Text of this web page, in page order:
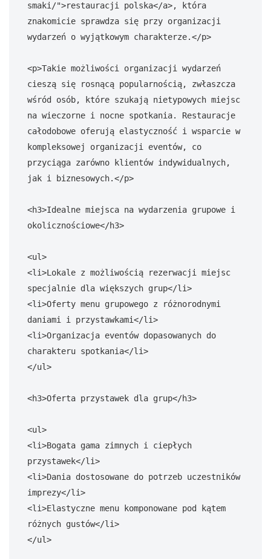
smaki/">restauracji polska</a>, która
znakomicie sprawdza się przy organizacji
wydarzeń o wyjątkowym charakterze.</p>
<p>Takie możliwości organizacji wydarzeń
cieszą się rosnącą popularnością, zwłaszcza
wśród osób, które szukają nietypowych miejsc
na wieczorne i nocne spotkania. Restauracje
całodobowe oferują elastyczność i wsparcie w
kompleksowej organizacji eventów, co
przyciąga zarówno klientów indywidualnych,
jak i biznesowych.</p>
<h3>Idealne miejsca na wydarzenia grupowe i
okolicznościowe</h3>
<ul>
<li>Lokale z możliwością rezerwacji miejsc
specjalnie dla większych grup</li>
<li>Oferty menu grupowego z różnorodnymi
daniami i przystawkami</li>
<li>Organizacja eventów dopasowanych do
charakteru spotkania</li>
</ul>
<h3>Oferta przystawek dla grup</h3>
<ul>
<li>Bogata gama zimnych i ciepłych
przystawek</li>
<li>Dania dostosowane do potrzeb uczestników
imprezy</li>
<li>Elastyczne menu komponowane pod kątem
różnych gustów</li>
</ul>